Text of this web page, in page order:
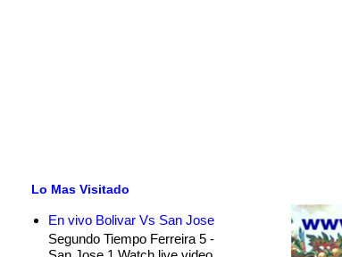
Lo Mas Visitado
En vivo Bolivar Vs San Jose
Segundo Tiempo Ferreira 5 -